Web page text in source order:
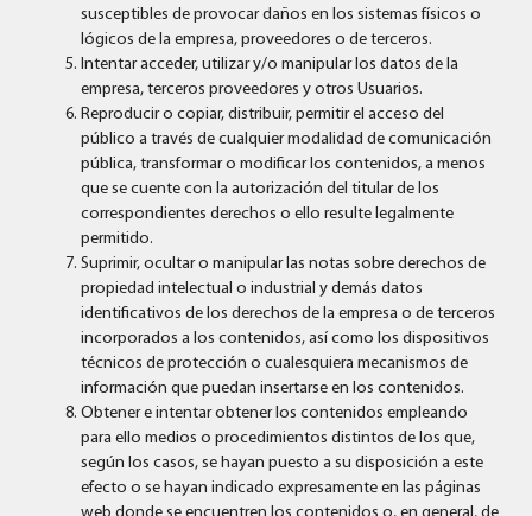
susceptibles de provocar daños en los sistemas físicos o
lógicos de la empresa, proveedores o de terceros.
Intentar acceder, utilizar y/o manipular los datos de la
empresa, terceros proveedores y otros Usuarios.
Reproducir o copiar, distribuir, permitir el acceso del
público a través de cualquier modalidad de comunicación
pública, transformar o modificar los contenidos, a menos
que se cuente con la autorización del titular de los
correspondientes derechos o ello resulte legalmente
permitido.
Suprimir, ocultar o manipular las notas sobre derechos de
propiedad intelectual o industrial y demás datos
identificativos de los derechos de la empresa o de terceros
incorporados a los contenidos, así como los dispositivos
técnicos de protección o cualesquiera mecanismos de
información que puedan insertarse en los contenidos.
Obtener e intentar obtener los contenidos empleando
para ello medios o procedimientos distintos de los que,
según los casos, se hayan puesto a su disposición a este
efecto o se hayan indicado expresamente en las páginas